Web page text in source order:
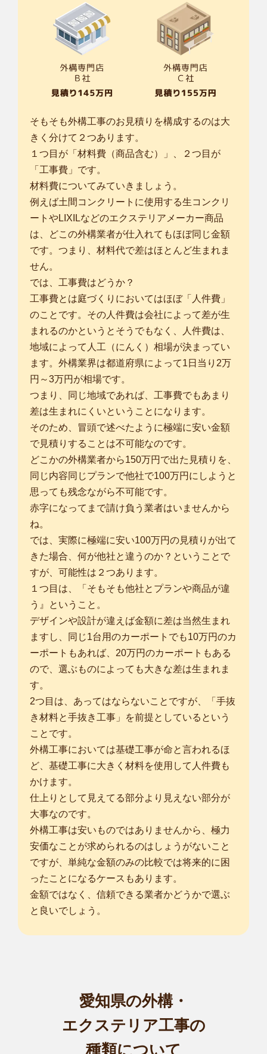
そもそも外構工事のお見積りを構成するのは大
きく分けて２つあります。
１つ目が「材料費（商品含む）」、２つ目が
「工事費」です。
材料費についてみていきましょう。
例えば土間コンクリートに使用する生コンクリ
ートやLIXILなどのエクステリアメーカー商品
は、どこの外構業者が仕入れてもほぼ同じ金額
です。つまり、材料代で差はほとんど生まれま
せん。
では、工事費はどうか？
工事費とは庭づくりにおいてはほぼ「人件費」
のことです。その人件費は会社によって差が生
まれるのかというとそうでもなく、人件費は、
地域によって人工（にんく）相場が決まってい
ます。外構業界は都道府県によって1日当り2万
円～3万円が相場です。
つまり、同じ地域であれば、工事費でもあまり
差は生まれにくいということになります。
そのため、冒頭で述べたように極端に安い金額
で見積りすることは不可能なのです。
どこかの外構業者から150万円で出た見積りを、
同じ内容同じプランで他社で100万円にしようと
思っても残念ながら不可能です。
赤字になってまで請け負う業者はいませんから
ね。
では、実際に極端に安い100万円の見積りが出て
きた場合、何が他社と違うのか？ということで
すが、可能性は２つあります。
１つ目は、「そもそも他社とプランや商品が違
う』ということ。
デザインや設計が違えば金額に差は当然生まれ
ますし、同じ1台用のカーポートでも10万円のカ
ーポートもあれば、20万円のカーポートもある
ので、選ぶものによっても大きな差は生まれま
す。
2つ目は、あってはならないことですが、「手抜
き材料と手抜き工事」を前提としているという
ことです。
外構工事においては基礎工事が命と言われるほ
ど、基礎工事に大きく材料を使用して人件費も
かけます。
仕上りとして見えてる部分より見えない部分が
大事なのです。
外構工事は安いものではありませんから、極力
安価なことが求められるのはしょうがないこと
ですが、単純な金額のみの比較では将来的に困
ったことになるケースもあります。
金額ではなく、信頼できる業者かどうかで選ぶ
と良いでしょう。
愛知県の外構・
エクステリア工事の
種類について